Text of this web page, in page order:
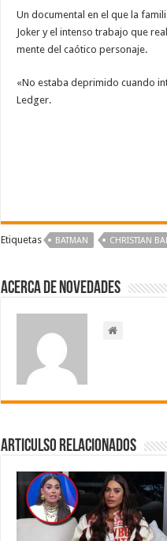
Un documental en el que la
Joker y el intenso trabajo que
mente del caótico personaje.
«No estaba deprimido cuando
Ledger.
Etiquetas BATMAN CHRISTIAN
Acerca de NOVEDADES
Articulso Relacionados